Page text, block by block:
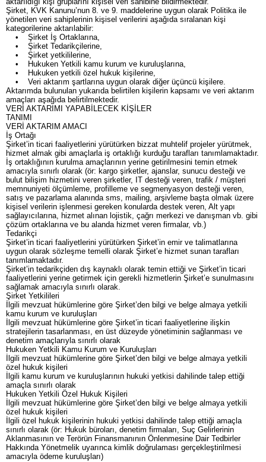
Şirket, KVK Kanunu’nun 8. ve 9. maddelerine uygun olarak Politika ile
yönetilen veri sahiplerinin kişisel verilerini aşağıda sıralanan kişi
kategorilerine aktarılabilir:
• Şirket İş Ortaklarına,
• Şirket Tedarikçilerine,
• Şirket yetkililerine,
• Hukuken Yetkili kamu kurum ve kuruluşlarına,
• Hukuken yetkili özel hukuk kişilerine,
• Veri aktarım şartlarına uygun olarak diğer üçüncü kişilere.
Aktarımda bulunulan yukarıda belirtilen kişilerin kapsamı ve veri aktarım
amaçları aşağıda belirtilmektedir.
VERİ AKTARIMI YAPABİLECEK KİŞİLER
TANIMI
VERİ AKTARIM AMACI
İş Ortağı
Şirket’in ticari faaliyetlerini yürütürken bizzat muhtelif projeler yürütmek,
hizmet almak gibi amaçlarla iş ortaklığı kurduğu tarafları tanımlamaktadır.
İş ortaklığının kurulma amaçlarının yerine getirilmesini temin etmek
amacıyla sınırlı olarak (ör: kargo şirketler, ajanslar, sunucu desteği ve
bulut bilişim hizmetini veren şirketler, IT desteği veren, trafik / müşteri
memnuniyeti ölçümleme, profilleme ve segmenyasyon desteği veren,
satış ve pazarlama alanında sms, mailing, arşivleme başta olmak üzere
kişisel verilerin işlenmesi gereken konularda destek veren, Alt yapı
sağlayıcılarına, hizmet alınan lojistik, çağrı merkezi ve danışman vb. gibi
çözüm ortaklarına ve bu alanda hizmet veren firmalar, vb.)
Tedarikçi
Şirket’in ticari faaliyetlerini yürütürken Şirket’in emir ve talimatlarına
uygun olarak sözleşme temelli olarak Şirket’e hizmet sunan tarafları
tanımlamaktadır.
Şirket’in tedarikçiden dış kaynaklı olarak temin ettiği ve Şirket’in ticari
faaliyetlerini yerine getirmek için gerekli hizmetlerin Şirket’e sunulmasını
sağlamak amacıyla sınırlı olarak.
Şirket Yetkilileri
İlgili mevzuat hükümlerine göre Şirket’den bilgi ve belge almaya yetkili
kamu kurum ve kuruluşları
İlgili mevzuat hükümlerine göre Şirket’in ticari faaliyetlerine ilişkin
stratejilerin tasarlanması, en üst düzeyde yönetiminin sağlanması ve
denetim amaçlarıyla sınırlı olarak
Hukuken Yetkili Kamu Kurum ve Kuruluşları
İlgili mevzuat hükümlerine göre Şirket’den bilgi ve belge almaya yetkili
özel hukuk kişileri
İlgili kamu kurum ve kuruluşlarının hukuki yetkisi dahilinde talep ettiği
amaçla sınırlı olarak
Hukuken Yetkili Özel Hukuk Kişileri
İlgili mevzuat hükümlerine göre Şirket’den bilgi ve belge almaya yetkili
özel hukuk kişileri
İlgili özel hukuk kişilerinin hukuki yetkisi dahilinde talep ettiği amaçla
sınırlı olarak (ör: Hukuk büroları, denetim firmaları, Suç Gelirlerinin
Aklanmasının ve Terörün Finansmanının Önlenmesine Dair Tedbirler
Hakkında Yönetmelik uyarınca kimlik doğrulaması gerçekleştirilmesi
amacıyla ödeme kuruluşları)